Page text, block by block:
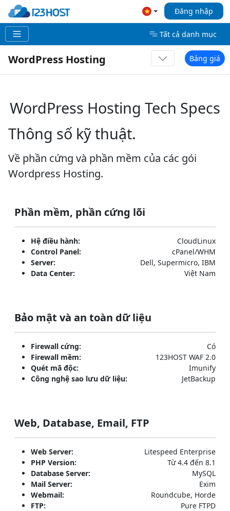
Đăng nhập
Tất cả danh mục
WordPress Hosting Bảng giá
WordPress Hosting Tech Specs
Thông số kỹ thuật.
Về phần cứng và phần mềm của các gói
Wordpress Hosting.
Phần mềm, phần cứng lõi
Hệ điều hành:
CloudLinux
Control Panel:
cPanel/WHM
Server:
Dell, Supermicro, IBM
Data Center:
Việt Nam
Bảo mật và an toàn dữ liệu
Firewall cứng:
Có
Firewall mềm:
123HOST WAF 2.0
Quét mã độc:
Imunify
Công nghệ sao lưu dữ liệu:
JetBackup
Web, Database, Email, FTP
Web Server:
Litespeed Enterprise
PHP Version:
Từ 4.4 đến 8.1
Database Server:
MySQL
Mail Server:
Exim
Webmail:
Roundcube, Horde
FTP:
Pure FTPD